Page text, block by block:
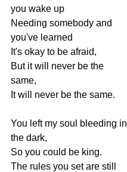
you wake up
Needing somebody and
you've learned
It's okay to be afraid,
But it will never be the
same,
It will never be the same.
You left my soul bleeding in
the dark,
So you could be king.
The rules you set are still